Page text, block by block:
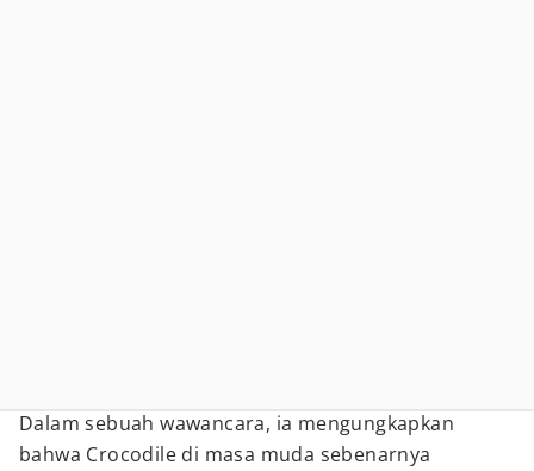
Dalam sebuah wawancara, ia mengungkapkan
bahwa Crocodile di masa muda sebenarnya